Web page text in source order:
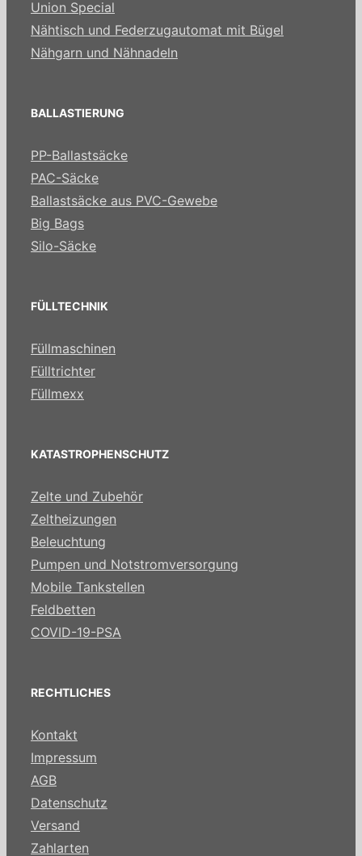
Union Special
Nähtisch und Federzugautomat mit Bügel
Nähgarn und Nähnadeln
BALLASTIERUNG
PP-Ballastsäcke
PAC-Säcke
Ballastsäcke aus PVC-Gewebe
Big Bags
Silo-Säcke
FÜLLTECHNIK
Füllmaschinen
Fülltrichter
Füllmexx
KATASTROPHENSCHUTZ
Zelte und Zubehör
Zeltheizungen
Beleuchtung
Pumpen und Notstromversorgung
Mobile Tankstellen
Feldbetten
COVID-19-PSA
RECHTLICHES
Kontakt
Impressum
AGB
Datenschutz
Versand
Zahlarten